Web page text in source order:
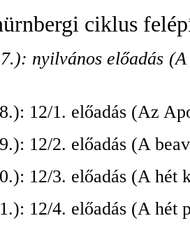
ciklus
nyilvános előadás (A
12/1. előadás (Az
12/2. előadás (A
12/3. előadás (A hét
12/4. előadás (A hét